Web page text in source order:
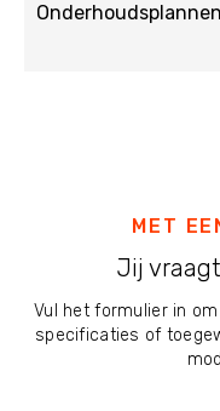
Onderhoudsplannen
MET
Jij
Vul het formulier in
specificaties of